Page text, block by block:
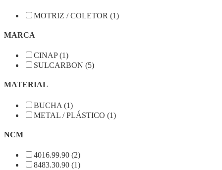
MOTRIZ / COLETOR (1)
MARCA
CINAP (1)
SULCARBON (5)
MATERIAL
BUCHA (1)
METAL / PLÁSTICO (1)
NCM
4016.99.90 (2)
8483.30.90 (1)